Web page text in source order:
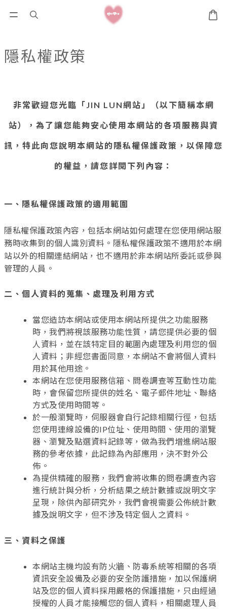
隱私權政策
非常歡迎您光臨「JIN LUN網站」（以下簡稱本網
站），為了讓您能夠安心使用本網站的各項服務與資
訊，特此向您說明本網站的隱私權保護政策，以保障您
的權益，請您詳閱下列內容：
一、隱私權保護政策的適用範圍
隱私權保護政策內容，包括本網站如何處理在您使用網站服
務時收集到的個人識別資料。隱私權保護政策不適用於本網
站以外的相關連結網站，也不適用於非本網站所委託或參與
管理的人員。
二、個人資料的蒐集、處理及利用方式
當您造訪本網站或使用本網站所提供之功能服務
時，我們將視該服務功能性質，請您提供必要的個
人資料，並在該特定目的範圍內處理及利用您的個
人資料；非經您書面同意，本網站不會將個人資料
用於其他用途。
本網站在您使用服務信箱、問卷調查等互動性功能
時，會保留您所提供的姓名、電子郵件地址、聯絡
方式及使用時間等。
於一般瀏覽時，伺服器會自行記錄相關行徑，包括
您使用連線設備的IP位址、使用時間、使用的瀏覽
器、瀏覽及點選資料記錄等，做為我們增進網站服
務的參考依據，此記錄為內部應用，決不對外公
佈。
為提供精確的服務，我們會將收集的問卷調查內容
進行統計與分析，分析結果之統計數據或說明文字
呈現，除供內部研究外，我們會視需要公佈統計數
據及說明文字，但不涉及特定個人之資料。
三、資料之保護
本網站主機均設有防火牆、防毒系統等相關的各項
資訊安全設備及必要的安全防護措施，加以保護網
站及您的個人資料採用嚴格的保護措施，只由經過
授權的人員才能接觸您的個人資料，相關處理人員